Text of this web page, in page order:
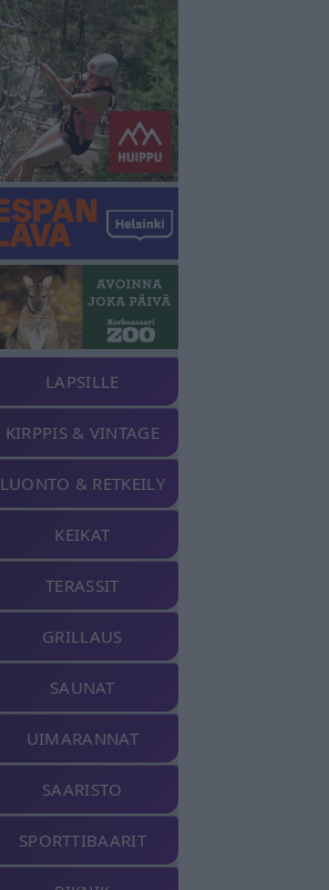
LAPSILLE
KIRPPIS & VINTAGE
LUONTO & RETKEILY
KEIKAT
TERASSIT
GRILLAUS
SAUNAT
UIMARANNAT
SAARISTO
SPORTTIBAARIT